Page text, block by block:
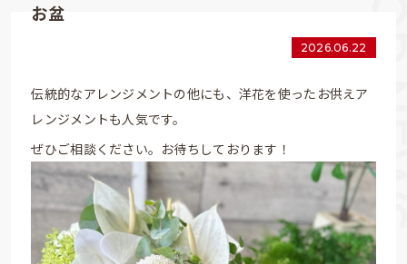
お盆
2026.06.22
伝統的なアレンジメントの他にも、洋花を使ったお供えア
レンジメントも人気です。
ぜひご相談ください。お待ちしております！